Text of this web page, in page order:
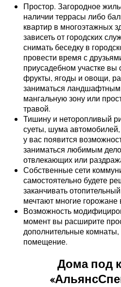
Простор. Загородное
наличии террасы либо
квартир в многоэтажных
зависеть от городских
снимать беседку в
провести время с
приусадебном участке
фрукты, ягоды и овощи,
заниматься ландшафтным
мангальную зону или
травой.
Тишину и неторопливый
суеты, шума
у вас появится
заниматься любимым
отвлекающих или
Собственные сети
самостоятельно будете
заканчивать
мечтают многие горожане
Возможность
момент вы расширите
дополнительные
помещение.
Дома под